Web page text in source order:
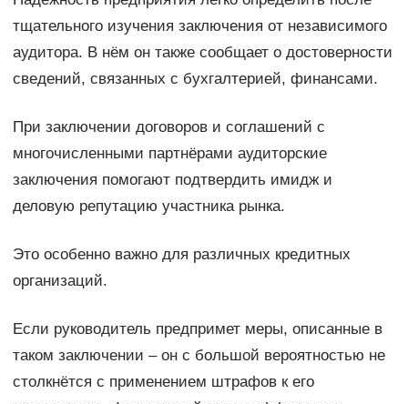
тщательного изучения заключения от независимого
аудитора. В нём он также сообщает о достоверности
сведений, связанных с бухгалтерией, финансами.
При заключении договоров и соглашений с
многочисленными партнёрами аудиторские
заключения помогают подтвердить имидж и
деловую репутацию участника рынка.
Это особенно важно для различных кредитных
организаций.
Если руководитель предпримет меры, описанные в
таком заключении – он с большой вероятностью не
столкнётся с применением штрафов к его